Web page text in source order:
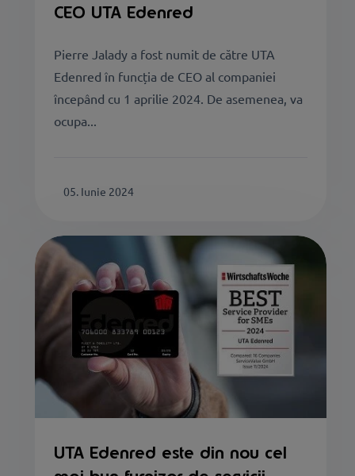
CEO UTA Edenred
Pierre Jalady a fost numit de către UTA
Edenred în funcția de CEO al companiei
începând cu 1 aprilie 2024. De asemenea, va
ocupa...
05. Iunie 2024
UTA Edenred este din nou cel